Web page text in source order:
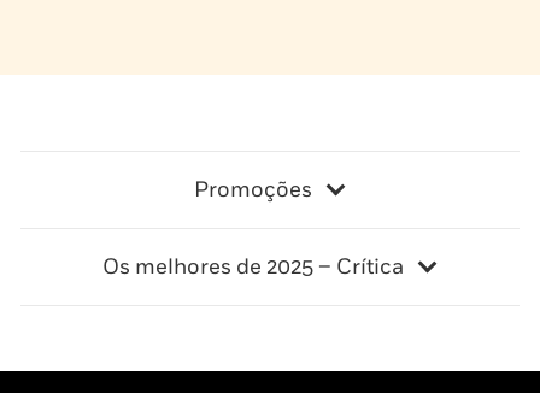
Promoções
Os melhores de 2025 – Crítica